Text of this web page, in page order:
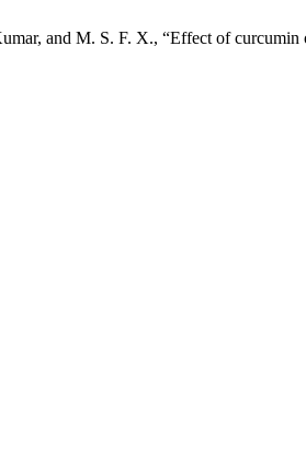
and M. S. F. X., “Effect of